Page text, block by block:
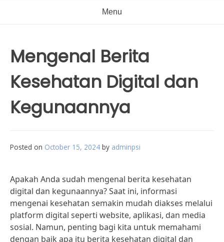
Menu
Mengenal Berita
Kesehatan Digital dan
Kegunaannya
Posted on October 15, 2024 by adminpsi
Apakah Anda sudah mengenal berita kesehatan
digital dan kegunaannya? Saat ini, informasi
mengenai kesehatan semakin mudah diakses melalui
platform digital seperti website, aplikasi, dan media
sosial. Namun, penting bagi kita untuk memahami
dengan baik apa itu berita kesehatan digital dan